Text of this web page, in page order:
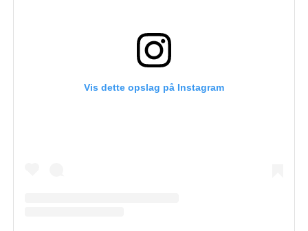
Vis dette opslag på Instagram